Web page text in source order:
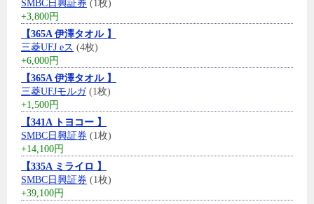
SMBC日興証券 (1枚)
+3,800円
【365A 伊澤タオル 】
三菱UFJ eス (4枚)
+6,000円
【365A 伊澤タオル 】
三菱UFJモルガ(1枚)
+1,500円
【341A トヨコー 】
SMBC日興証券 (1枚)
+14,100円
【335A ミライロ 】
SMBC日興証券 (1枚)
+39,100円